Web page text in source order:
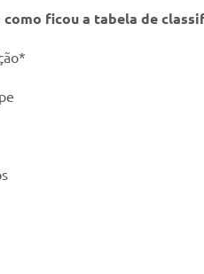
como ficou a tabela de